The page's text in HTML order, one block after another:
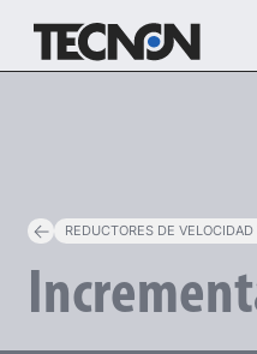
REDUCTORES DE